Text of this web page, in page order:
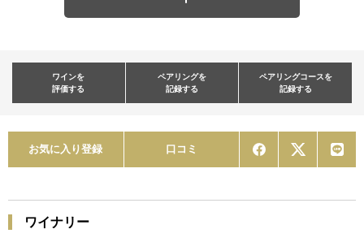
ワインを
評価する
ペアリングを
記録する
ペアリングコースを
記録する
お気に入り登録 口コミ
ワイナリー